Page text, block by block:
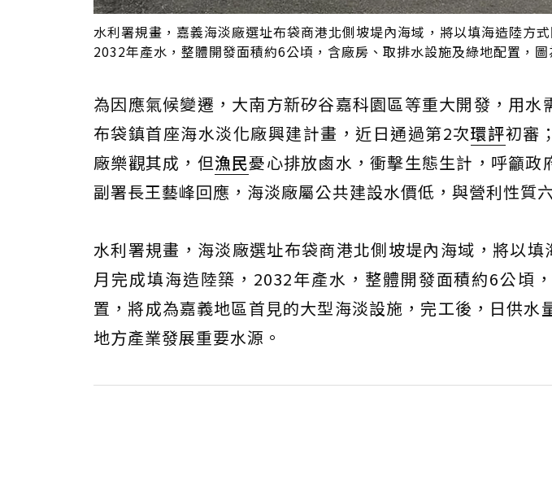
水利署規畫，嘉義海淡廠選址布袋商港北側坡堤內海域，將以填海造陸方
2032年產水，整體開發面積約6公頃，含廠房、取排水設施及綠地配置，
為因應氣候變遷，大南方新矽谷嘉科園區等重大開發，用水
布袋鎮首座海水淡化廠興建計畫，近日通過第2次環評初審
廠樂觀其成，但漁民憂心排放鹵水，衝擊生態生計，呼籲政
副署長王藝峰回應，海淡廠屬公共建設水價低，與營利性質
水利署規畫，海淡廠選址布袋商港北側坡堤內海域，將以
月完成填海造陸築，2032年產水，整體開發面積約6公頃
置，將成為嘉義地區首見的大型海淡設施，完工後，日供水
地方產業發展重要水源。